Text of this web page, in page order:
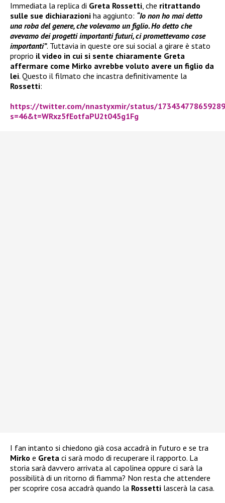
Immediata la replica di Greta Rossetti, che ritrattando
sulle sue dichiarazioni ha aggiunto: “Io non ho mai detto
una roba del genere, che volevamo un figlio. Ho detto che
avevamo dei progetti importanti futuri, ci promettevamo cose
importanti”. Tuttavia in queste ore sui social a girare è stato
proprio il video in cui si sente chiaramente Greta
affermare come Mirko avrebbe voluto avere un figlio da
lei. Questo il filmato che incastra definitivamente la
Rossetti:
https://twitter.com/nnastyxmir/status/
s=46&t=WRxz5fEotfaPU2t045g1Fg
I fan intanto si chiedono già cosa accadrà in futuro e se tra
Mirko e Greta ci sarà modo di recuperare il rapporto. La
storia sarà davvero arrivata al capolinea oppure ci sarà la
possibilità di un ritorno di fiamma? Non resta che attendere
per scoprire cosa accadrà quando la Rossetti lascerà la casa.